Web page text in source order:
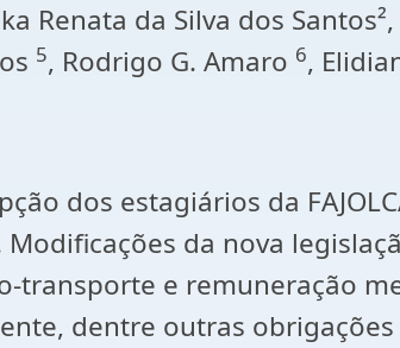
Renata da Silva dos
5, Rodrigo G. Amaro 6,
dos estagiários da
da nova
transporte e remuneração
dentre outras